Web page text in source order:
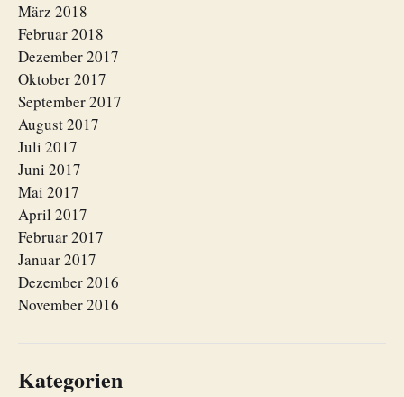
März 2018
Februar 2018
Dezember 2017
Oktober 2017
September 2017
August 2017
Juli 2017
Juni 2017
Mai 2017
April 2017
Februar 2017
Januar 2017
Dezember 2016
November 2016
Kategorien